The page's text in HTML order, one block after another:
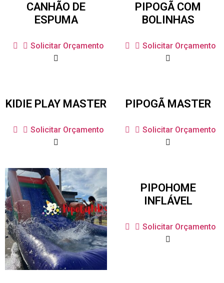
CANHÃO DE
ESPUMA
Solicitar Orçamento
PIPOGÃ COM
BOLINHAS
Solicitar Orçamento
KIDIE PLAY MASTER
Solicitar Orçamento
PIPOGÃ MASTER
Solicitar Orçamento
PIPOHOME
INFLÁVEL
Solicitar Orçamento